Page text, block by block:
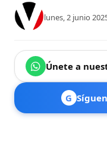
lunes, 2 junio
Únete a
G